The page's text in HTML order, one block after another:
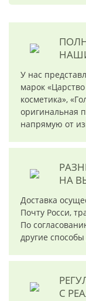
У нас
марок
косметика»,
оригинальная
напрямую от
НА
Доставка
Почту Росси,
По
другие способы
С